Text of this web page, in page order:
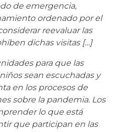
de emergencia,
ordenado por el
reevaluar las
dichas visitas […]
para que las
sean escuchadas y
en los procesos de
sobre la pandemia. Los
lo que está
que participan en las